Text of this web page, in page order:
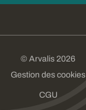
© Arvalis 2026
Gestion des cookies
CGU